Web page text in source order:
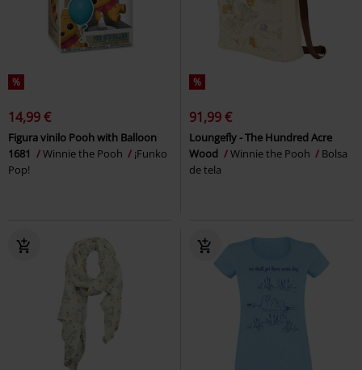
%
14,99 €
Figura vinilo Pooh with Balloon
1681
Winnie the Pooh
¡Funko
Pop!
%
91,99 €
Loungefly - The Hundred Acre
Wood
Winnie the Pooh
Bolsa
de tela